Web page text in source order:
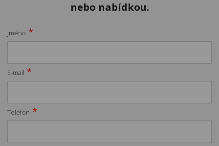
nebo nabídkou.
Jméno *
E-mail *
Telefon *